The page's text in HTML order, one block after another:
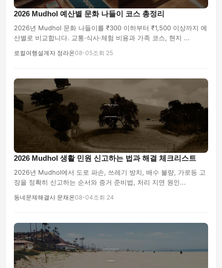
2026 Mudhol 예산별 문화 나들이 코스 총정리
2026년 Mudhol 문화 나들이를 ₹300 이하부터 ₹1,500 이상까지 예
산별로 비교합니다. 교통·식사·체험 비용과 가족 코스, 현지 ...
로컬여행설계자 정라온08-05조회 25
2026 Mudhol 생활 민원 신고하는 법과 해결 체크리스트
2026년 Mudhol에서 도로 파손, 쓰레기 방치, 배수 불량, 가로등 고
장을 정확히 신고하는 순서와 증거 준비법, 처리 지연 원인...
동네문제해결사 문채온08-04조회 24